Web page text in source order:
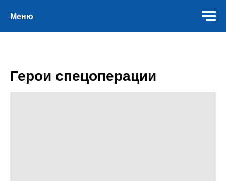
Меню
Герои спецоперации